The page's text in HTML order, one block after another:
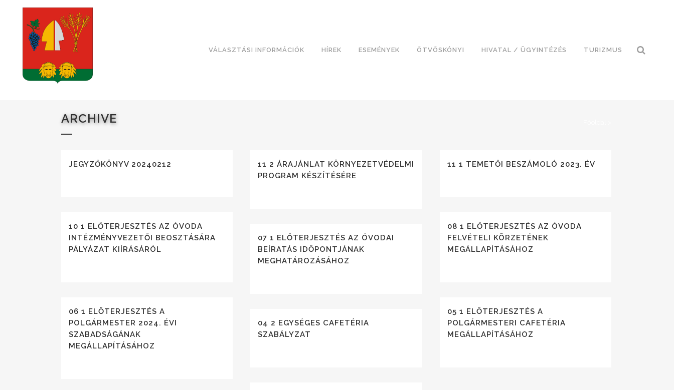
VÁLASZTÁSI INFORMÁCIÓK HÍREK ESEMÉNYEK ÖTVÖSKÓNYI HIVATAL / ÜGYINTÉZÉS TURIZMUS
ARCHIVE
JEGYZŐKÖNYV 20240212
11 2 ÁRAJÁNLAT KÖRNYEZETVÉDELMI
PROGRAM KÉSZÍTÉSÉRE
11 1 TEMETŐI BESZÁMOLÓ 2023. ÉV
10 1 ELŐTERJESZTÉS AZ ÓVODA
INTÉZMÉNYVEZETŐI BEOSZTÁSÁRA
PÁLYÁZAT KIÍRÁSÁRÓL
08 1 ELŐTERJESZTÉS AZ ÓVODA
FELVÉTELI KÖRZETÉNEK
MEGÁLLAPÍTÁSÁHOZ
07 1 ELŐTERJESZTÉS AZ ÓVODAI
BEÍRATÁS IDŐPONTJÁNAK
MEGHATÁROZÁSÁHOZ
06 1 ELŐTERJESZTÉS A
POLGÁRMESTER 2024. ÉVI
SZABADSÁGÁNAK
MEGÁLLAPÍTÁSÁHOZ
05 1 ELŐTERJESZTÉS A
POLGÁRMESTERI CAFETÉRIA
MEGÁLLAPÍTÁSÁHOZ
04 2 EGYSÉGES CAFETÉRIA
SZABÁLYZAT